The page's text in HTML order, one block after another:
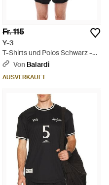
Fr. 115
Y-3
T-Shirts und Polos Schwarz -
Schwarz
Von Balardi
AUSVERKAUFT